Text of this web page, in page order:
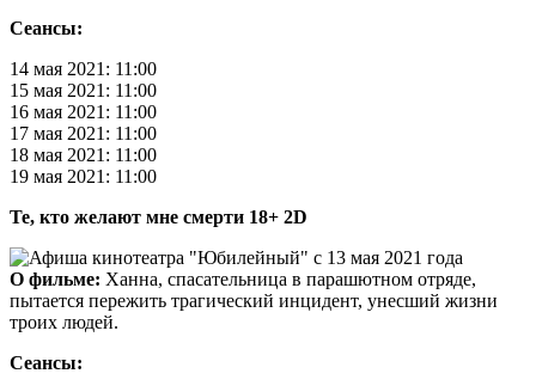
Сеансы:
14 мая 2021: 11:00
15 мая 2021: 11:00
16 мая 2021: 11:00
17 мая 2021: 11:00
18 мая 2021: 11:00
19 мая 2021: 11:00
Те, кто желают мне смерти 18+ 2D
О фильме: Ханна, спасательница в парашютном отряде,
пытается пережить трагический инцидент, унесший жизни
троих людей.
Сеансы: